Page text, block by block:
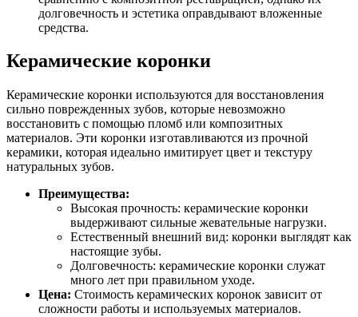
долговечность и эстетика оправдывают вложенные
средства.
Керамические коронки
Керамические коронки используются для восстановления
сильно поврежденных зубов, которые невозможно
восстановить с помощью пломб или композитных
материалов. Эти коронки изготавливаются из прочной
керамики, которая идеально имитирует цвет и текстуру
натуральных зубов.
Преимущества:
Высокая прочность: керамические коронки
выдерживают сильные жевательные нагрузки.
Естественный внешний вид: коронки выглядят как
настоящие зубы.
Долговечность: керамические коронки служат
много лет при правильном уходе.
Цена: Стоимость керамических коронок зависит от
сложности работы и используемых материалов.